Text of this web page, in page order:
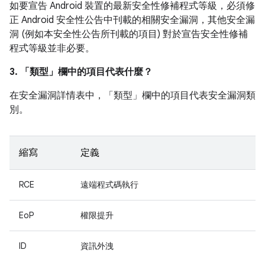
如要宣告 Android 裝置的最新安全性修補程式等級，必須修
正 Android 安全性公告中刊載的相關安全漏洞，其他安全漏
洞 (例如本安全性公告所刊載的項目) 對於宣告安全性修補
程式等級並非必要。
3. 「類型」 欄中的項目代表什麼？
在安全漏洞詳情表中，「類型」 欄中的項目代表安全漏洞類
別。
縮寫 定義
RCE 遠端程式碼執行
EoP 權限提升
ID 資訊外洩